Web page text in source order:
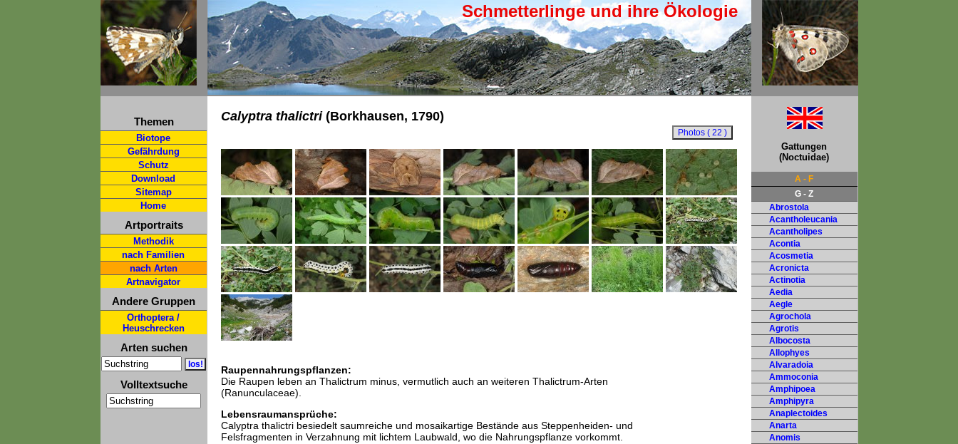
Schmetterlinge und ihre Ökologie
Themen
Biotope
Gefährdung
Schutz
Download
Sitemap
Home
Artportraits
Methodik
nach Familien
nach Arten
Artnavigator
Andere Gruppen
Orthoptera /
Heuschrecken
Arten suchen
Volltextsuche
Calyptra thalictri(Borkhausen, 1790)
Raupennahrungspflanzen:
Die Raupen leben an Thalictrum minus, vermutlich auch an weiteren Thalictrum-Arten
(Ranunculaceae).
Lebensraumansprüche:
Calyptra thalictri besiedelt saumreiche und mosaikartige Bestände aus Steppenheiden- und
Felsfragmenten in Verzahnung mit lichtem Laubwald, wo die Nahrungspflanze vorkommt.
Gattungen
(Noctuidae)
A - F
G - Z
Abrostola
Acantholeucania
Acantholipes
Acontia
Acosmetia
Acronicta
Actinotia
Aedia
Aegle
Agrochola
Agrotis
Albocosta
Allophyes
Alvaradoia
Ammoconia
Amphipoea
Amphipyra
Anaplectoides
Anarta
Anomis